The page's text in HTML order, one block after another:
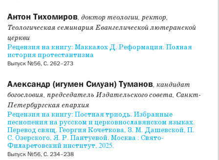
Антон Тихомиров, доктор теологии, ректор,
Теологическая семинария Евангелической лютеранской
церкви
Рецензия на книгу: Маккалох Д. Реформация. Полная
история протестантизма
Выпуск №56, С. 262–273
Александр (игумен Силуан) Туманов, кандидат
богословия, председатель Издательского совета, Санкт-
Петербургская епархия
Рецензия на книгу: Постная триодь. Избранные
песнопения на русском и церковнославянском языках.
Перевод свящ. Георгия Кочеткова, З. М. Дашевской, П.
С. Озерского, Я. Р. Пантуевой. Москва : Свято-
Филаретовский институт, 2025.
Выпуск №56, С. 234–238